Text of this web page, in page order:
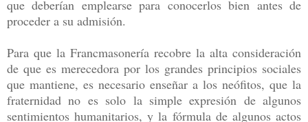
que deberían emplearse para conocerlos bien antes de
proceder a su admisión.
Para que la Francmasonería recobre la alta consideración
de que es merecedora por los grandes principios sociales
que mantiene, es necesario enseñar a los neófitos, que la
fraternidad no es solo la simple expresión de algunos
sentimientos humanitarios, y la fórmula de algunos actos